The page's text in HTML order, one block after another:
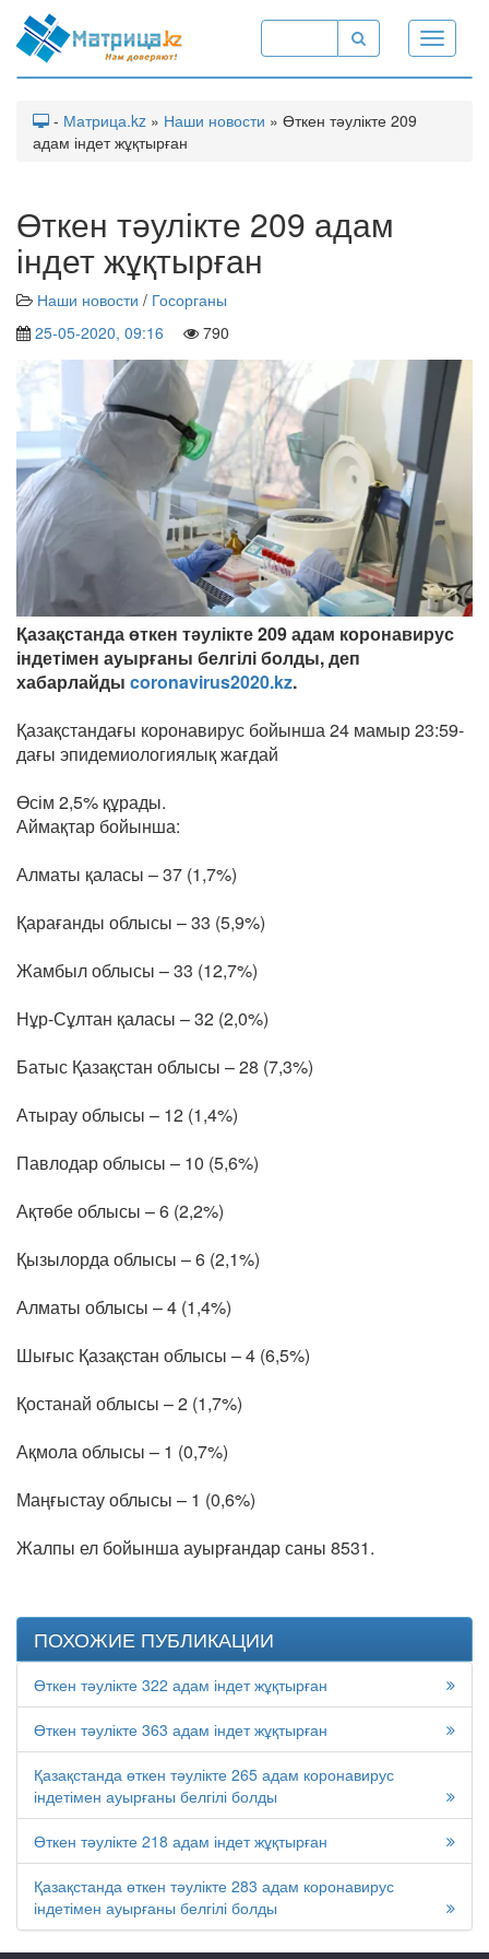
Toggle
- Матрица.kz » Наши новости » Өткен тәулікте 209
адам індет жұқтырған
Өткен тәулікте 209 адам
індет жұқтырған
Наши новости / Госорганы
25-05-2020, 09:16
790
Қазақстанда өткен тәулікте 209 адам коронавирус
індетімен ауырғаны белгілі болды, деп
хабарлайды coronavirus2020.kz.
Қазақстандағы коронавирус бойынша 24 мамыр 23:59-
дағы эпидемиологиялық жағдай
Өсім 2,5% құрады.
Аймақтар бойынша:
Алматы қаласы – 37 (1,7%)
Қарағанды облысы – 33 (5,9%)
Жамбыл облысы – 33 (12,7%)
Нұр-Сұлтан қаласы – 32 (2,0%)
Батыс Қазақстан облысы – 28 (7,3%)
Атырау облысы – 12 (1,4%)
Павлодар облысы – 10 (5,6%)
Ақтөбе облысы – 6 (2,2%)
Қызылорда облысы – 6 (2,1%)
Алматы облысы – 4 (1,4%)
Шығыс Қазақстан облысы – 4 (6,5%)
Қостанай облысы – 2 (1,7%)
Ақмола облысы – 1 (0,7%)
Маңғыстау облысы – 1 (0,6%)
Жалпы ел бойынша ауырғандар саны 8531.
ПОХОЖИЕ ПУБЛИКАЦИИ
Өткен тәулікте 322 адам індет жұқтырған
Өткен тәулікте 363 адам індет жұқтырған
Қазақстанда өткен тәулікте 265 адам коронавирус
індетімен ауырғаны белгілі болды
Өткен тәулікте 218 адам індет жұқтырған
Қазақстанда өткен тәулікте 283 адам коронавирус
індетімен ауырғаны белгілі болды